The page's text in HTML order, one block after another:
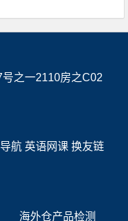
之一2110房之C02
航 英语网课 换友链
海外仓产品检测